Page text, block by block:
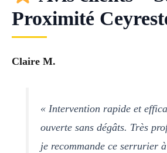
Proximité
Claire M.
« Intervention rapide et
ouverte sans dégâts. Très
je recommande ce serrurier